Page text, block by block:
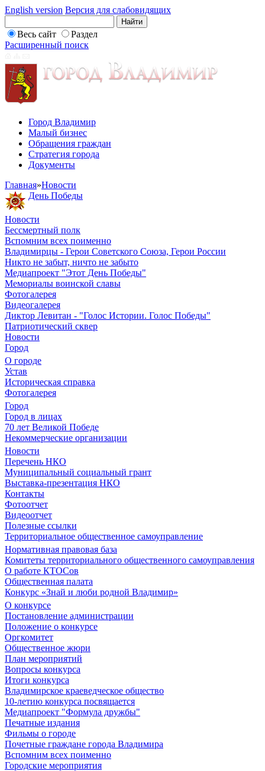
English version Версия для слабовидящих
Весь сайт
Раздел
Расширенный поиск
Город Владимир
Малый бизнес
Обращения граждан
Стратегия города
Документы
Главная»Новости
День Победы
Новости
Бессмертный полк
Вспомним всех поименно
Владимирцы - Герои Советского Союза, Герои России
Никто не забыт, ничто не забыто
Медиапроект "Этот День Победы"
Мемориалы воинской славы
Фотогалерея
Видеогалерея
Диктор Левитан - "Голос Истории. Голос Победы"
Патриотический сквер
Новости
Город
О городе
Устав
Историческая справка
Фотогалерея
Город
Город в лицах
70 лет Великой Победе
Некоммерческие организации
Новости
Перечень НКО
Муниципальный социальный грант
Выставка-презентация НКО
Контакты
Фотоотчет
Видеоотчет
Полезные ссылки
Территориальное общественное самоуправление
Нормативная правовая база
Комитеты территориального общественного самоуправления
О работе КТОСов
Общественная палата
Конкурс «Знай и люби родной Владимир»
О конкурсе
Постановление администрации
Положение о конкурсе
Оргкомитет
Общественное жюри
План мероприятий
Вопросы конкурса
Итоги конкурса
Владимирское краеведческое общество
10-летию конкурса посвящается
Медиапроект "Формула дружбы"
Печатные издания
Фильмы о городе
Почетные граждане города Владимира
Вспомним всех поименно
Городские мероприятия